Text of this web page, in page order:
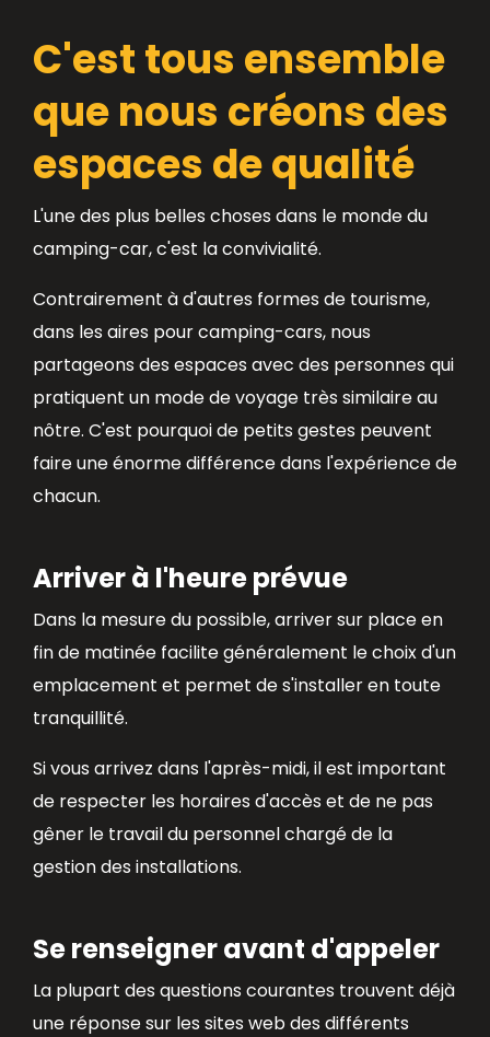
C'est tous ensemble
que nous créons des
espaces de qualité
L'une des plus belles choses dans le monde du
camping-car, c'est la convivialité.
Contrairement à d'autres formes de tourisme,
dans les aires pour camping-cars, nous
partageons des espaces avec des personnes qui
pratiquent un mode de voyage très similaire au
nôtre. C'est pourquoi de petits gestes peuvent
faire une énorme différence dans l'expérience de
chacun.
Arriver à l'heure prévue
Dans la mesure du possible, arriver sur place en
fin de matinée facilite généralement le choix d'un
emplacement et permet de s'installer en toute
tranquillité.
Si vous arrivez dans l'après-midi, il est important
de respecter les horaires d'accès et de ne pas
gêner le travail du personnel chargé de la
gestion des installations.
Se renseigner avant d'appeler
La plupart des questions courantes trouvent déjà
une réponse sur les sites web des différents